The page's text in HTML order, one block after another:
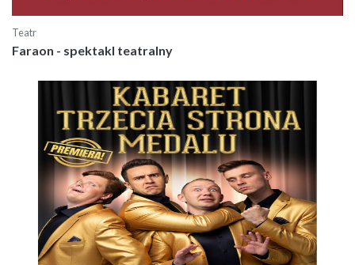
Teatr
Faraon - spektakl teatralny